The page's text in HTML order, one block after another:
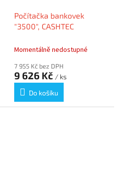
Počítačka bankovek
"3500", CASHTEC
Momentálně nedostupné
7 955 Kč bez DPH
9 626 Kč / ks
Do košíku